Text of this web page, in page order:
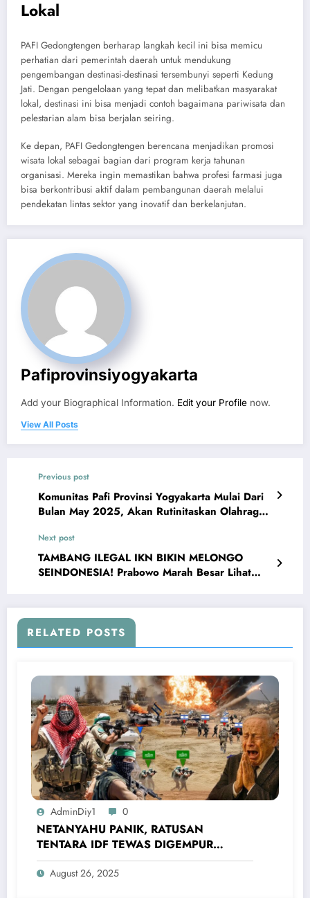
Lokal
PAFI Gedongtengen berharap langkah kecil ini bisa memicu
perhatian dari pemerintah daerah untuk mendukung
pengembangan destinasi-destinasi tersembunyi seperti Kedung
Jati. Dengan pengelolaan yang tepat dan melibatkan masyarakat
lokal, destinasi ini bisa menjadi contoh bagaimana pariwisata dan
pelestarian alam bisa berjalan seiring.
Ke depan, PAFI Gedongtengen berencana menjadikan promosi
wisata lokal sebagai bagian dari program kerja tahunan
organisasi. Mereka ingin memastikan bahwa profesi farmasi juga
bisa berkontribusi aktif dalam pembangunan daerah melalui
pendekatan lintas sektor yang inovatif dan berkelanjutan.
Pafiprovinsiyogyakarta
Add your Biographical Information. Edit your Profile now.
View All Posts
Previous post
Komunitas Pafi Provinsi Yogyakarta Mulai Dari
Bulan May 2025, Akan Rutinitaskan Olahraga
Next post
TAMBANG ILEGAL IKN BIKIN MELONGO
SEINDONESIA! Prabowo Marah Besar Lihat
RELATED POSTS
AdminDiy1 0
NETANYAHU PANIK, RATUSAN
TENTARA IDF TEWAS DIGEMPUR
PASUKAN AL-NUKHBA! Sebentar Lagi
Israel Menyerah
August 26, 2025